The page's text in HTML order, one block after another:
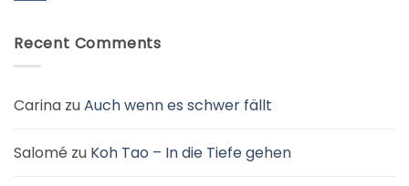
oder
Recent Comments
Carina zuAuch wenn es schwer fällt
Salomé zu Koh Tao – In die Tiefe gehen